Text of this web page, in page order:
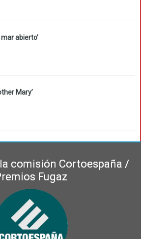
mar abierto’
Mary’
comisión Cortoespaña /
Fugaz